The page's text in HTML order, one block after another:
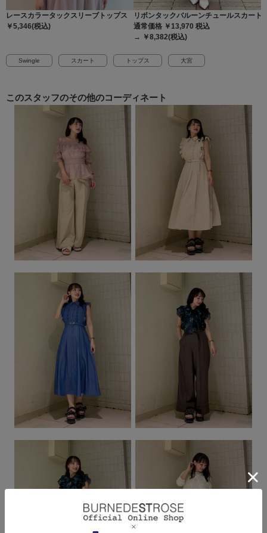
レースカラータックスリーブトップス
￥5,346(税込)
リボンタックバルーンチュールスカート
通常価格 ￥13,970 税込
→ ￥8,382(税込)
Swingle スカート トップス 大宮
このスタッフのその他のコーディネート